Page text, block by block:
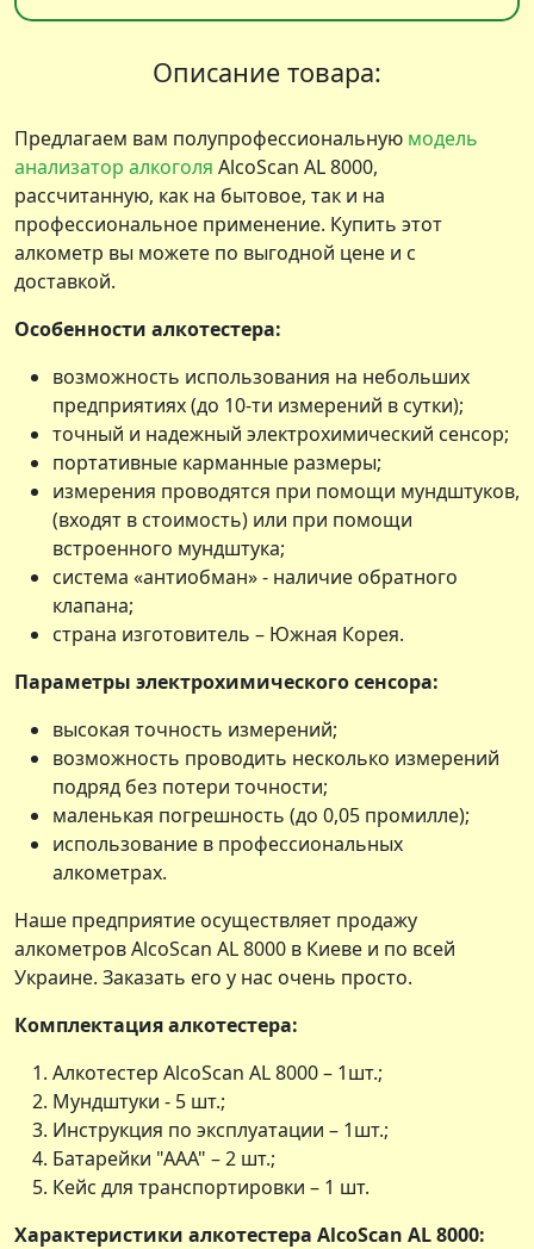
Описание товара:
Предлагаем вам полупрофессиональную модель
анализатор алкоголя AlcoScan AL 8000,
рассчитанную, как на бытовое, так и на
профессиональное применение. Купить этот
алкометр вы можете по выгодной цене и с
доставкой.
Особенности алкотестера:
возможность использования на небольших
предприятиях (до 10-ти измерений в сутки);
точный и надежный электрохимический сенсор;
портативные карманные размеры;
измерения проводятся при помощи мундштуков,
(входят в стоимость) или при помощи
встроенного мундштука;
система «антиобман» - наличие обратного
клапана;
страна изготовитель – Южная Корея.
Параметры электрохимического сенсора:
высокая точность измерений;
возможность проводить несколько измерений
подряд без потери точности;
маленькая погрешность (до 0,05 промилле);
использование в профессиональных
алкометрах.
Наше предприятие осуществляет продажу
алкометров AlcoScan AL 8000 в Киеве и по всей
Украине. Заказать его у нас очень просто.
Комплектация алкотестера:
Алкотестер AlcoScan AL 8000 – 1шт.;
Мундштуки - 5 шт.;
Инструкция по эксплуатации – 1шт.;
Батарейки "ААА" – 2 шт.;
Кейс для транспортировки – 1 шт.
Характеристики алкотестера AlcoScan AL 8000: